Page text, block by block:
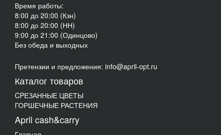
Время работы:
8:00 до 20:00 (Кзн)
8:00 до 20:00 (НН)
9:00 до 21:00 (Одинцово)
Без обеда и выходных
Претензии и предложения: info@april-opt.ru
Каталог товаров
CPЕЗАННЫЕ ЦВЕТЫ
ГОРШЕЧНЫЕ РАСТЕНИЯ
April cash&carry